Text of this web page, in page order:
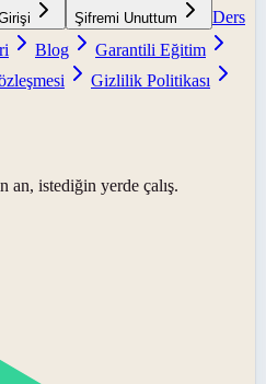
Şifremi Unuttum
Ders
Blog
Garantili Eğitim
Gizlilik Politikası
istediğin yerde çalış.